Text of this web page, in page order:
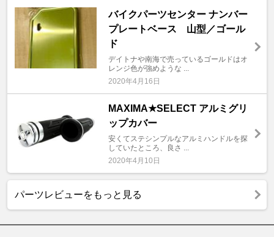
バイクパーツセンター ナンバー
プレートベース 山型／ゴール
ド
デイトナや南海で売っているゴールドはオ
レンジ色が強めような ...
2020年4月16日
MAXIMA★SELECT アルミグリ
ップカバー
安くてステシンプルなアルミハンドルを探
していたところ、良さ ...
2020年4月10日
パーツレビューをもっと見る